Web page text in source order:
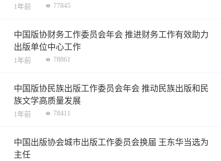
1年前 77845
中国版协财务工作委员会年会 推进财务工作有效助力
出版单位中心工作
1年前 78861
中国版协民族出版工作委员会年会 推动民族出版和民
族文学高质量发展
1年前 78411
中国出版协会城市出版工作委员会换届 王东华当选为
主任